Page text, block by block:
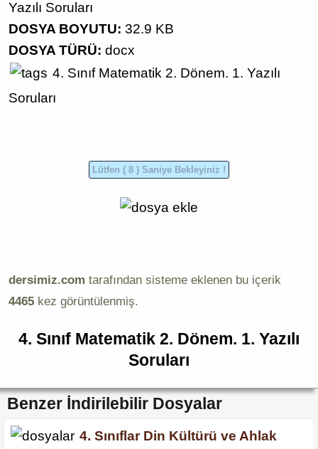
Yazılı Soruları
DOSYA BOYUTU: 32.9 KB
DOSYA TÜRÜ: docx
4. Sınıf Matematik 2. Dönem. 1. Yazılı
Soruları
dersimiz.com tarafından sisteme eklenen bu içerik
4465 kez görüntülenmiş.
4. Sınıf Matematik 2. Dönem. 1. Yazılı
Soruları
Benzer İndirilebilir Dosyalar
4. Sınıflar Din Kültürü ve Ahlak